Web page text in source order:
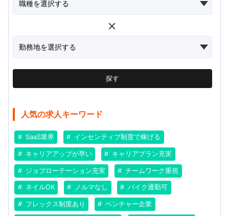
探す
人気の求人キーワード
SaaS業界 インセンティブ制度で稼げる
キャリアアップが早い キャリアプラン充実
ジョブローテーション充実 チームワーク重視
ネイルOK ノルマなし バイク通勤可
フレックス制度あり ベンチャー企業